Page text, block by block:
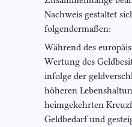
Nachweis gestaltet
folgendermaßen:
Während des
Wertung des
infolge der
höheren
heimgekehrten
Geldbedarf und